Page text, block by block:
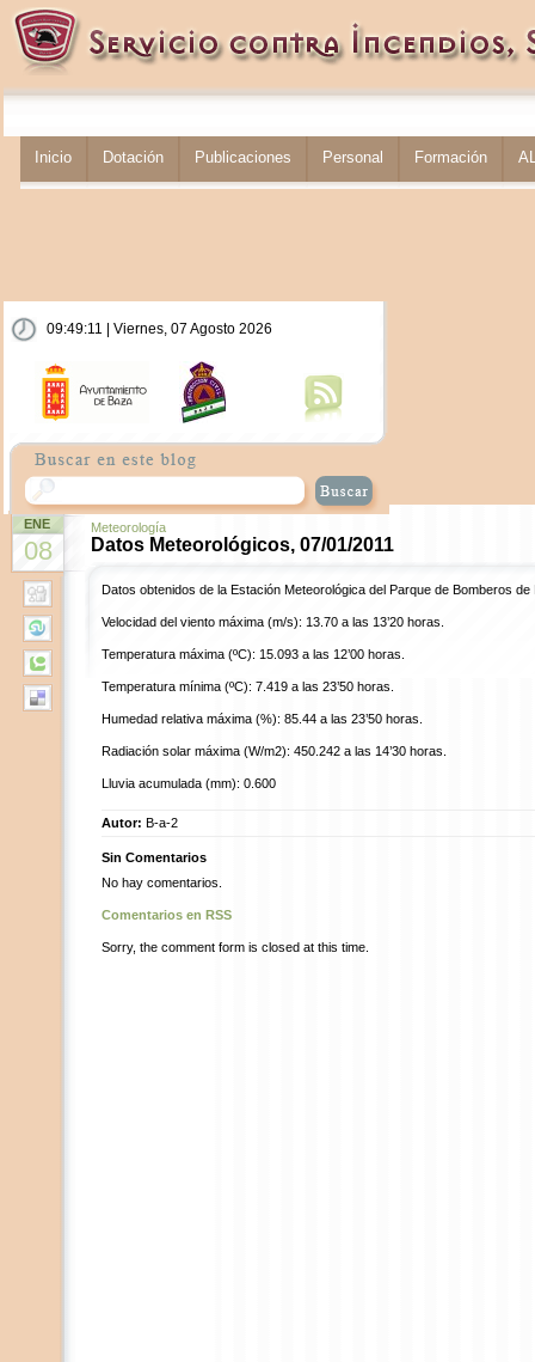
Inicio Dotación Publicaciones Personal Formación
09:49:12 | Viernes, 07 Agosto 2026
ENE
08
Meteorología
Datos Meteorológicos, 07/01/2011
Datos obtenidos de la Estación Meteorológica del Parque de Bomberos de
Velocidad del viento máxima (m/s): 13.70 a las 13’20 horas.
Temperatura máxima (ºC): 15.093 a las 12’00 horas.
Temperatura mínima (ºC): 7.419 a las 23’50 horas.
Humedad relativa máxima (%): 85.44 a las 23’50 horas.
Radiación solar máxima (W/m2): 450.242 a las 14’30 horas.
Lluvia acumulada (mm): 0.600
Autor: B-a-2
Sin Comentarios
No hay comentarios.
Comentarios en RSS
Sorry, the comment form is closed at this time.